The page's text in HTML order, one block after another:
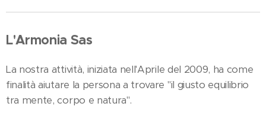
L'Armonia Sas
La nostra attività, iniziata nell'Aprile del 2009, ha come
finalità aiutare la persona a trovare "il giusto equilibrio
tra mente, corpo e natura".